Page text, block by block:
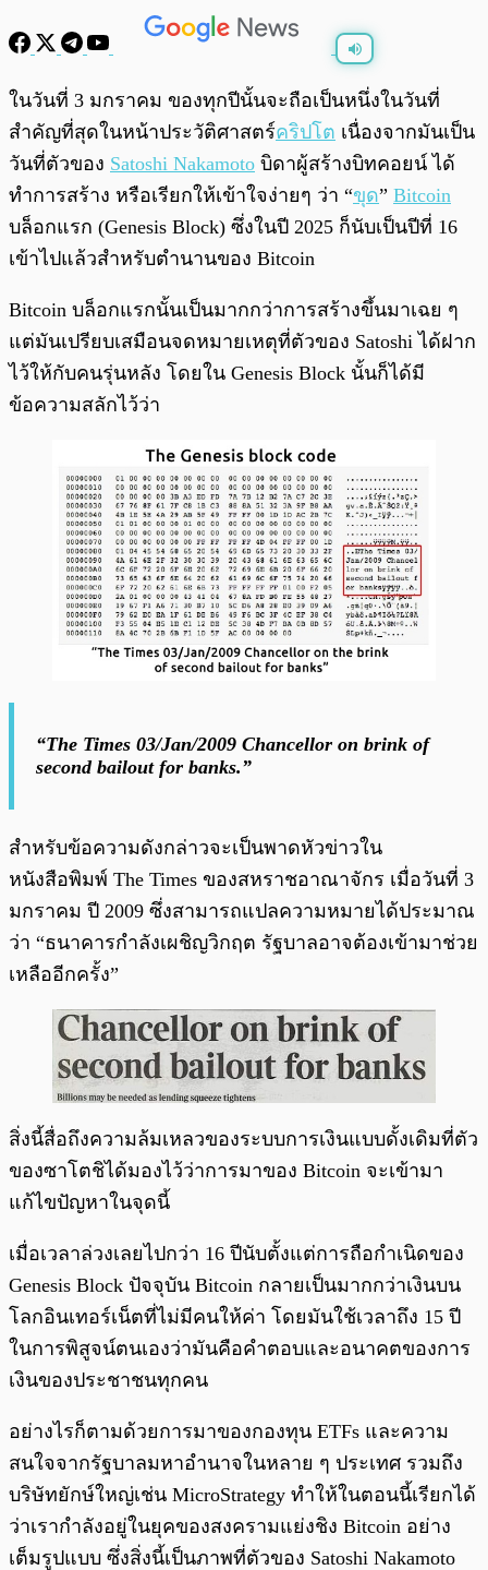
พร้อมเล่น 0:00 /0:00
ในวันที่ 3 มกราคม ของทุกปีนั้นจะถือเป็นหนึ่งในวันที่
สำคัญที่สุดในหน้าประวัติศาสตร์คริปโต เนื่องจากมันเป็น
วันที่ตัวของ Satoshi Nakamoto บิดาผู้สร้างบิทคอยน์ ได้
ทำการสร้าง หรือเรียกให้เข้าใจง่ายๆ ว่า “ขุด” Bitcoin
บล็อกแรก (Genesis Block) ซึ่งในปี 2025 ก็นับเป็นปีที่ 16
เข้าไปแล้วสำหรับตำนานของ Bitcoin
Bitcoin บล็อกแรกนั้นเป็นมากกว่าการสร้างขึ้นมาเฉย ๆ
แต่มันเปรียบเสมือนจดหมายเหตุที่ตัวของ Satoshi ได้ฝาก
ไว้ให้กับคนรุ่นหลัง โดยใน Genesis Block นั้นก็ได้มี
ข้อความสลักไว้ว่า
“The Times 03/Jan/2009 Chancellor on brink of
second bailout for banks.”
สำหรับข้อความดังกล่าวจะเป็นพาดหัวข่าวใน
หนังสือพิมพ์ The Times ของสหราชอาณาจักร เมื่อวันที่ 3
มกราคม ปี 2009 ซึ่งสามารถแปลความหมายได้ประมาณ
ว่า “ธนาคารกำลังเผชิญวิกฤต รัฐบาลอาจต้องเข้ามาช่วย
เหลืออีกครั้ง”
สิ่งนี้สื่อถึงความล้มเหลวของระบบการเงินแบบดั้งเดิมที่ตัว
ของซาโตชิได้มองไว้ว่าการมาของ Bitcoin จะเข้ามา
แก้ไขปัญหาในจุดนี้
เมื่อเวลาล่วงเลยไปกว่า 16 ปีนับตั้งแต่การถือกำเนิดของ
Genesis Block ปัจจุบัน Bitcoin กลายเป็นมากกว่าเงินบน
โลกอินเทอร์เน็ตที่ไม่มีคนให้ค่า โดยมันใช้เวลาถึง 15 ปี
ในการพิสูจน์ตนเองว่ามันคือคำตอบและอนาคตของการ
เงินของประชาชนทุกคน
อย่างไรก็ตามด้วยการมาของกองทุน ETFs และความ
สนใจจากรัฐบาลมหาอำนาจในหลาย ๆ ประเทศ รวมถึง
บริษัทยักษ์ใหญ่เช่น MicroStrategy ทำให้ในตอนนี้เรียกได้
ว่าเรากำลังอยู่ในยุคของสงครามแย่งชิง Bitcoin อย่าง
เต็มรูปแบบ ซึ่งสิ่งนี้เป็นภาพที่ตัวของ Satoshi Nakamoto